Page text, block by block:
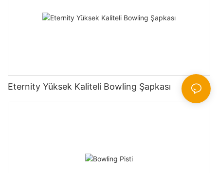
Eternity Yüksek Kaliteli Bowling Şapkası